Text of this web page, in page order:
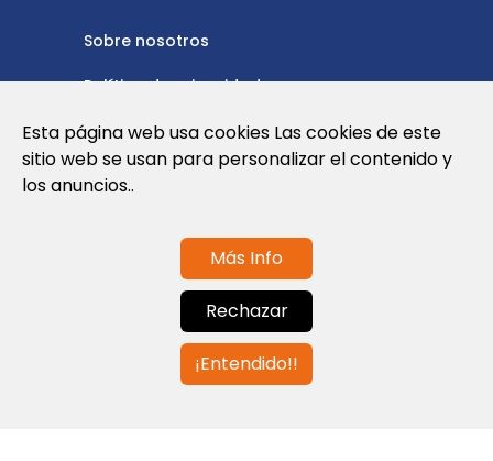
Sobre nosotros
Política de privacidad
Política de cookies
Nota Legal y Condiciones de Uso de la
Contáctanos
info@globalagents.net
Esta página web usa cookies Las cookies de este
sitio web se usan para personalizar el contenido y
los anuncios..
Más Info
Rechazar
¡Entendido!!